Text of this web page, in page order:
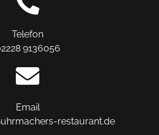
Telefon
9136056
Email
restaurant.de